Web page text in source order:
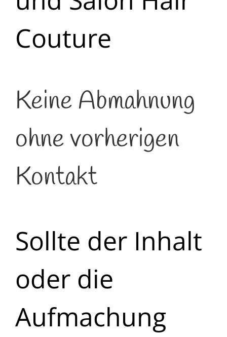
Couture
Keine Abmahnung
ohne vorherigen
Kontakt
Sollte der Inhalt
oder die
Aufmachung